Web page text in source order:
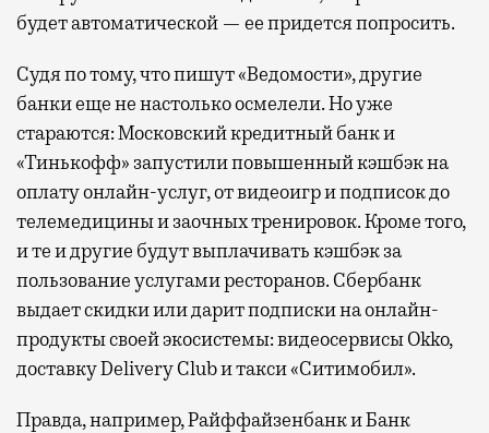
будет автоматической — ее придется попросить.
Судя по тому, что пишут «Ведомости», другие
банки еще не настолько осмелели. Но уже
стараются: Московский кредитный банк и
«Тинькофф» запустили повышенный кэшбэк на
оплату онлайн-услуг, от видеоигр и подписок до
телемедицины и заочных тренировок. Кроме того,
и те и другие будут выплачивать кэшбэк за
пользование услугами ресторанов. Сбербанк
выдает скидки или дарит подписки на онлайн-
продукты своей экосистемы: видеосервисы Okko,
доставку Delivery Club и такси «Ситимобил».
Правда, например, Райффайзенбанк и Банк